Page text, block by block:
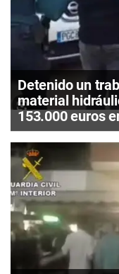
Detenido un
material
153.000 euros